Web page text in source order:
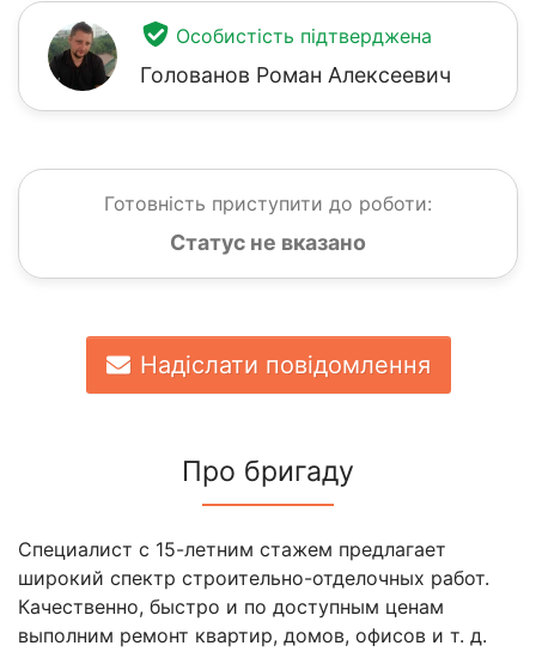
Особистість підтверджена
Голованов Роман Алексеевич
Готовність приступити до роботи:
Статус не вказано
Надіслати повідомлення
Про бригаду
Специалист с 15-летним стажем предлагает
широкий спектр строительно-отделочных работ.
Качественно, быстро и по доступным ценам
выполним ремонт квартир, домов, офисов и т. д.